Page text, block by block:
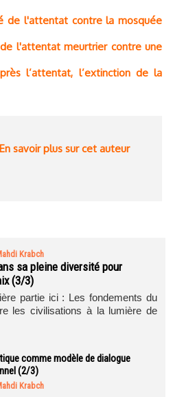
de l'attentat contre la mosquée
l'attentat meurtrier contre une
l’attentat, l’extinction de la
En savoir plus sur cet auteur
Krabch
sa pleine diversité pour
(3/3)
partie ici : Les fondements du
les civilisations à la lumière de
comme modèle de dialogue
(2/3)
Krabch